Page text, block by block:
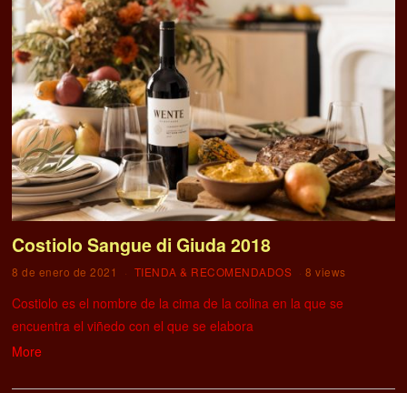
Costiolo Sangue di Giuda 2018
8 de enero de 2021 TIENDA & RECOMENDADOS 8 views
Costiolo es el nombre de la cima de la colina en la que se
encuentra el viñedo con el que se elabora
More